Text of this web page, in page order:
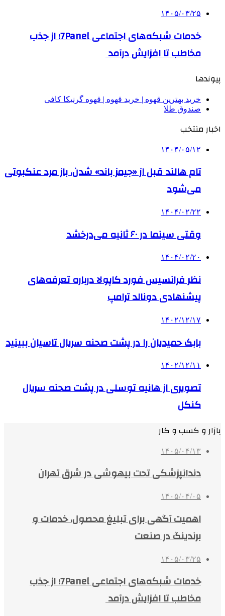
۱۴۰۵/۰۳/۲۵
خدمات شبکه‌های اجتماعی 7Panel؛ از جذب
مخاطب تا افزایش درآمد
پیوندها
خرید بهترین قهوه | خرید قهوه | قهوه گرنیکا کافی
صندوق طلا
اخبار منتخب
۱۴۰۴/۰۵/۱۲
تام هالند قبل از «جیمز باند» شدن، باز مرد عنکبوتی
می‌شود
۱۴۰۴/۰۲/۲۲
وقتی سینما در ۶۰ ثانیه می‌درخشد
۱۴۰۴/۰۲/۲۰
نظر فرانسیس فورد کاپولا درباره تعرفه‌های
پیشنهادی دونالد ترامپ
۱۴۰۲/۱۲/۱۷
بابک حمیدیان را در پشت صحنه سریال تاسیان ببینید
۱۴۰۲/۱۲/۱۱
تصویری از هانیه توسلی در پشت صحنه سریال
کنکل
بازار و کسب و کار
۱۴۰۵/۰۴/۱۳
دندانپزشکی تحت بیهوشی در شرق تهران
۱۴۰۵/۰۴/۰۵
اهمیت آگهی برای تبلیغ محصول، خدمات و
برندینگ در صنعت
۱۴۰۵/۰۳/۲۵
خدمات شبکه‌های اجتماعی 7Panel؛ از جذب
مخاطب تا افزایش درآمد